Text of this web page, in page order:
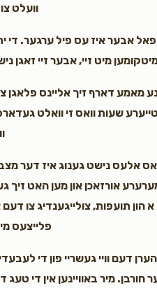
וועלט
פאל אבער איז עס פיל ערגער. די
מיט זיי, אבער זיי זאגן
מאמע דארף זיך אליינס פלאגן
שעות וואס זי וואלט
אלעס נישט גענוג איז דער מצב
אורזאכן און מען האט
תועפות, צולייגענדיג צו דעם
פלייצעס
דעם וויי געשריי פון די
חורבן. מיר באוויינען אין די